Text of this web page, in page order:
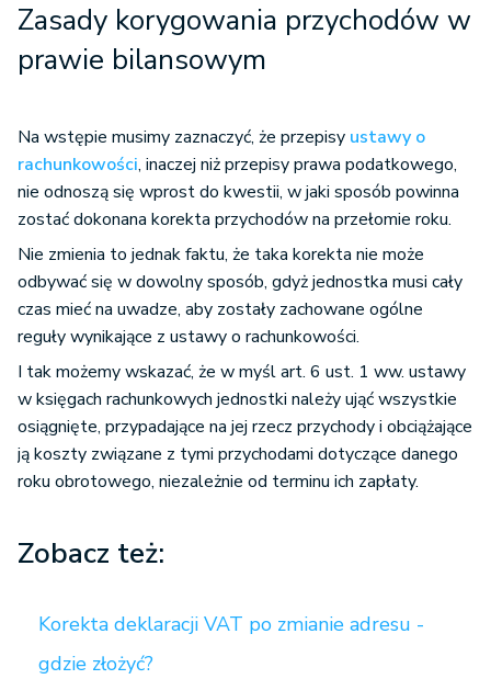
Zasady korygowania przychodów w
prawie bilansowym
Na wstępie musimy zaznaczyć, że przepisy ustawy o
rachunkowości, inaczej niż przepisy prawa podatkowego,
nie odnoszą się wprost do kwestii, w jaki sposób powinna
zostać dokonana korekta przychodów na przełomie roku.
Nie zmienia to jednak faktu, że taka korekta nie może
odbywać się w dowolny sposób, gdyż jednostka musi cały
czas mieć na uwadze, aby zostały zachowane ogólne
reguły wynikające z ustawy o rachunkowości.
I tak możemy wskazać, że w myśl art. 6 ust. 1 ww. ustawy
w księgach rachunkowych jednostki należy ująć wszystkie
osiągnięte, przypadające na jej rzecz przychody i obciążające
ją koszty związane z tymi przychodami dotyczące danego
roku obrotowego, niezależnie od terminu ich zapłaty.
Zobacz też:
Korekta deklaracji VAT po zmianie adresu -
gdzie złożyć?